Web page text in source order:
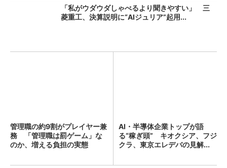
「私がウダウダしゃべるより聞きやすい」 三
菱重工、決算説明に“AIジュリア”起用...
管理職の約9割がプレイヤー兼
務 「管理職は罰ゲーム」な
のか、増える負担の実態
AI・半導体企業トップが語
る“稼ぎ頭” キオクシア、フジ
クラ、東京エレデバの見解...